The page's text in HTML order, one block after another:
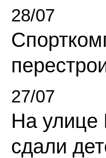
28/07
27/07
На улице
сдали